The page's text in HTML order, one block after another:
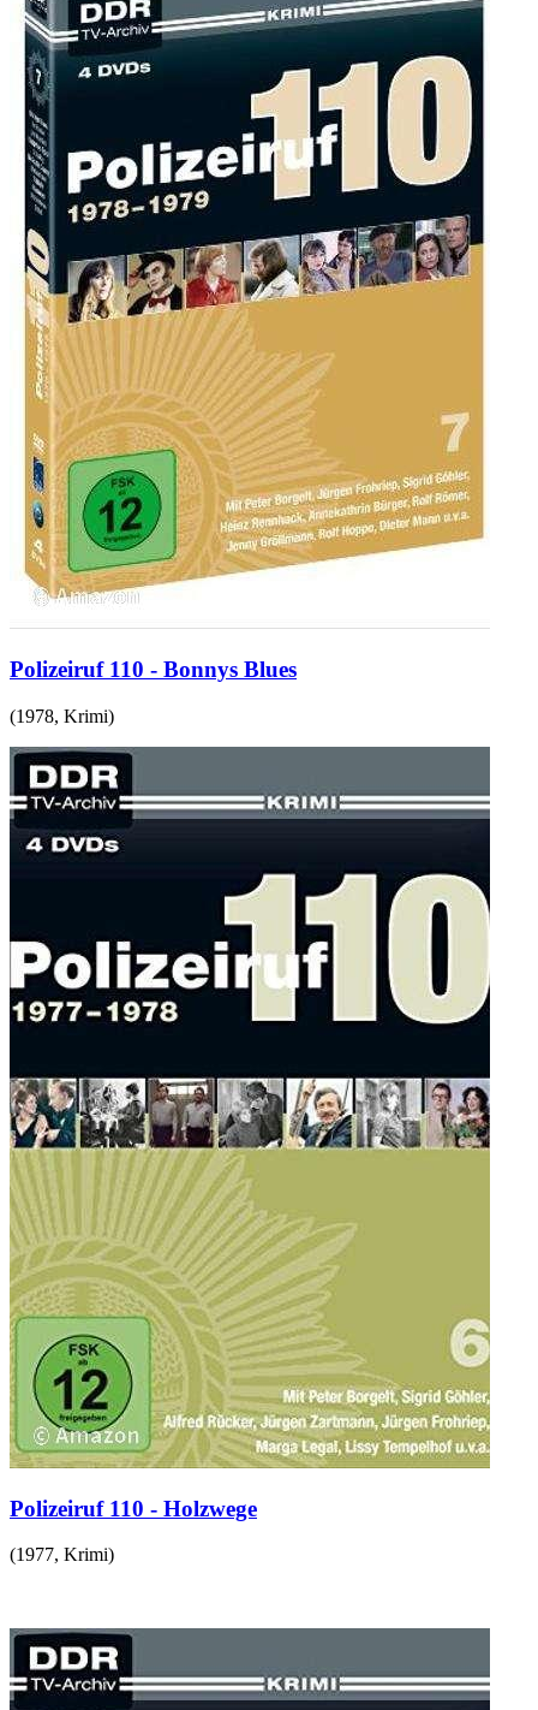
Polizeiruf 110 - Bonnys Blues
(1978, Krimi)
Polizeiruf 110 - Holzwege
(1977, Krimi)